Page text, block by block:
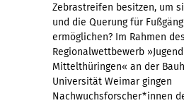
Zebrastreifen besitzen, um
und die Querung für
ermöglichen? Im Rahmen des
Regionalwettbewerb
Mittelthüringen« an der
Universität Weimar gingen
Nachwuchsforscher*innen